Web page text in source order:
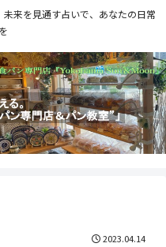
来を見通す占いで、あなたの日常
2023.04.14